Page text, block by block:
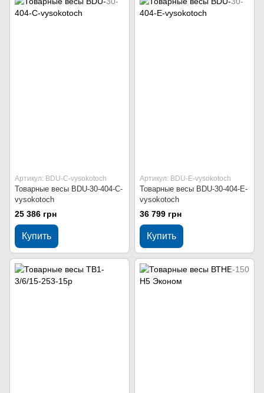
Артикул: BDU-C-vysokotoch
Товарные весы BDU-30-404-C-
vysokotoch
25 386 грн
Купить
Артикул: BDU-Е-vysokotoch
Товарные весы BDU-30-404-Е-
vysokotoch
36 799 грн
Купить